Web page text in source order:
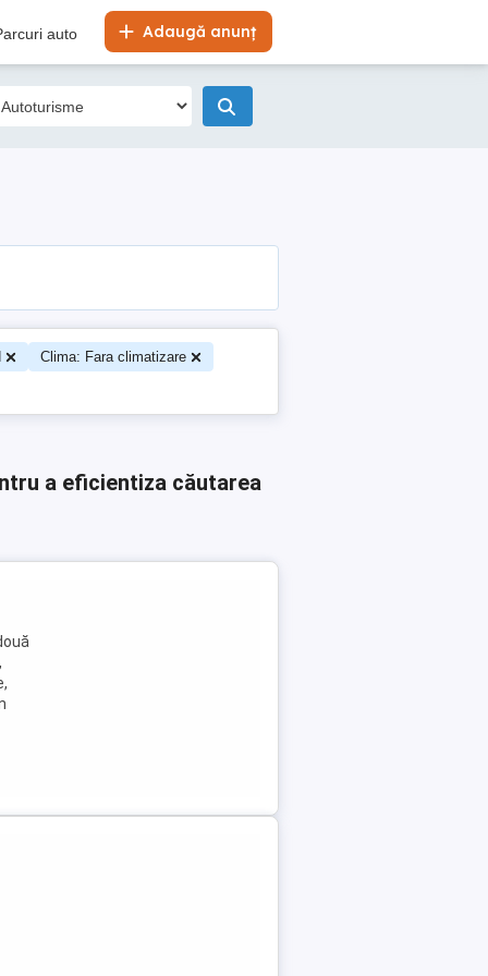
Adaugă anunț
auto
Clima: Fara climatizare
a eficientiza căutarea